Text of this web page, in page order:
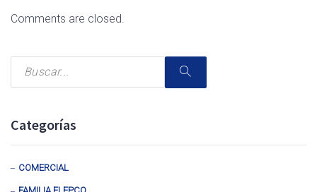
Comments are closed.
Categorías
COMERCIAL